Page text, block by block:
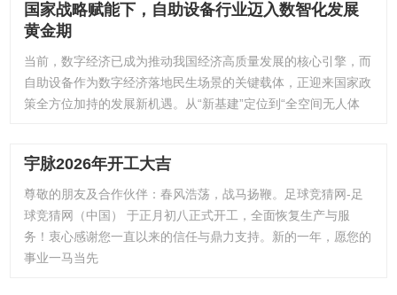
国家战略赋能下，自助设备行业迈入数智化发展
黄金期
当前，数字经济已成为推动我国经济高质量发展的核心引擎，而
自助设备作为数字经济落地民生场景的关键载体，正迎来国家政
策全方位加持的发展新机遇。从“新基建”定位到“全空间无人体
宇脉2026年开工大吉
尊敬的朋友及合作伙伴：春风浩荡，战马扬鞭。足球竞猜网-足
球竞猜网（中国） 于正月初八正式开工，全面恢复生产与服
务！衷心感谢您一直以来的信任与鼎力支持。新的一年，愿您的
事业一马当先